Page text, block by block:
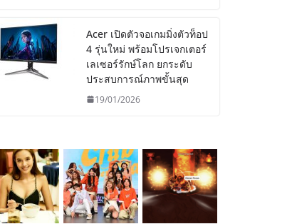
Acer เปิดตัวจอเกมมิ่งตัวท็อป
4 รุ่นใหม่ พร้อมโปรเจกเตอร์
เลเซอร์รักษ์โลก ยกระดับ
ประสบการณ์ภาพขั้นสุด
19/01/2026